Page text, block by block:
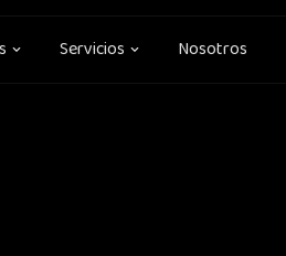
Open Soluciones
Servicios Open Servicios
Nosotros